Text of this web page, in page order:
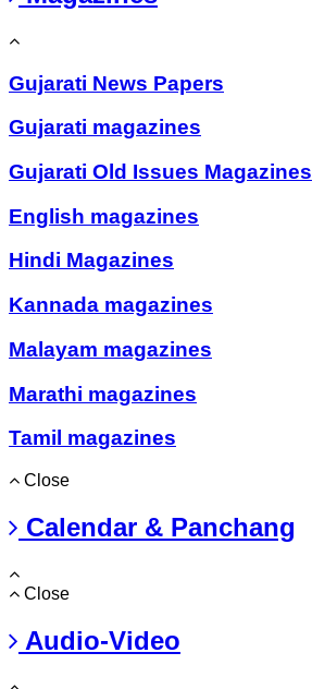
Gujarati News Papers
Gujarati magazines
Gujarati Old Issues Magazines
English magazines
Hindi Magazines
Kannada magazines
Malayam magazines
Marathi magazines
Tamil magazines
Close
Calendar & Panchang
Close
Audio-Video